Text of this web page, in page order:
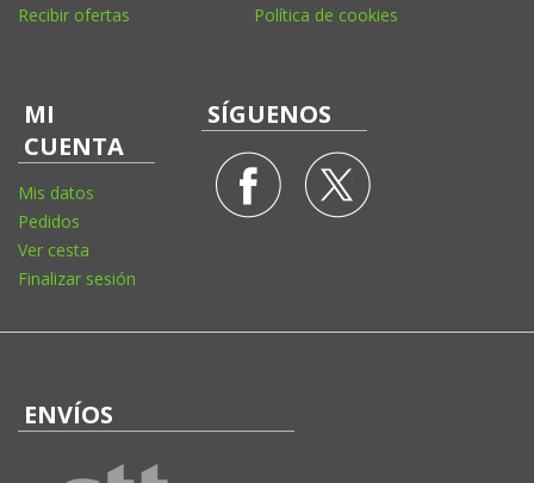
Recibir ofertas
Política de cookies
MI
CUENTA
Mis datos
Pedidos
Ver cesta
Finalizar sesión
SÍGUENOS
ENVÍOS